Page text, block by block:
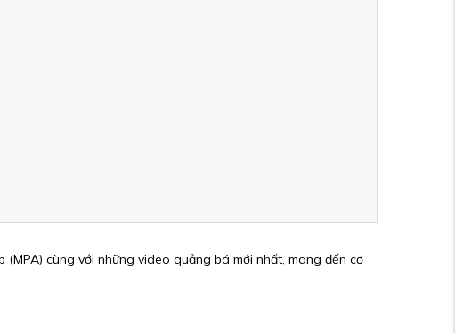
cùng với những video quảng bá mới nhất, mang đến cơ